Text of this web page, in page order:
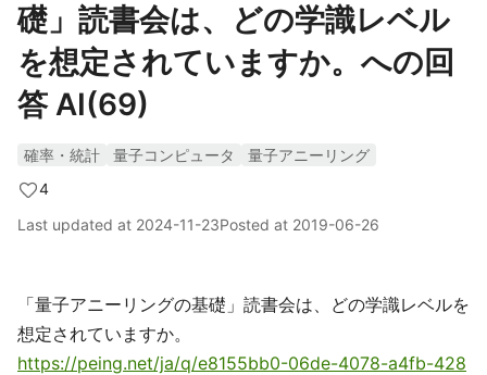
礎」読書会は、どの学識レベル
を想定されていますか。への回
答 AI(69)
確率・統計 量子コンピュータ
量子アニーリング
4
Last updated at 2024-11-23Posted at 2019-06-26
「量子アニーリングの基礎」読書会は、どの学識レベルを
想定されていますか。
https://peing.net/ja/q/e8155bb0-06de-4078-a4fb-428